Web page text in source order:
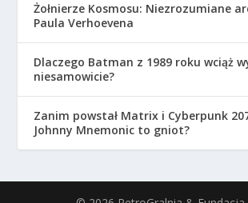
Żołnierze Kosmosu: Niezrozumiane
Paula Verhoevena
Dlaczego Batman z 1989 roku wciąż
niesamowicie?
Zanim powstał Matrix i Cyberpunk
Johnny Mnemonic to gniot?